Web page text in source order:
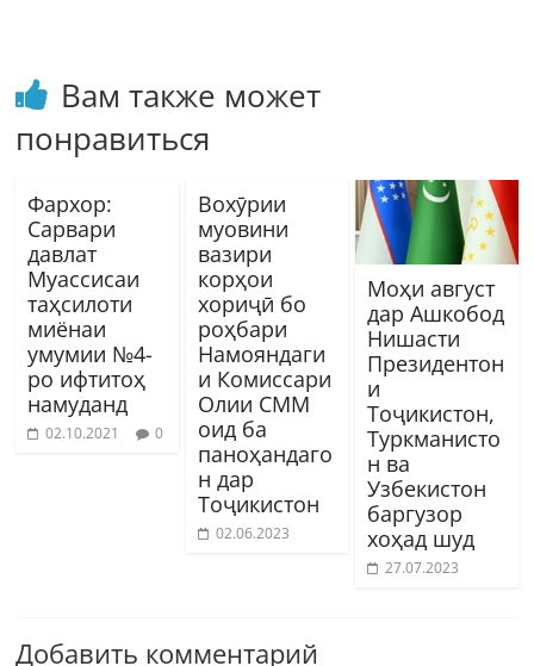
Вам также может
понравиться
Фархор:
Сарвари
давлат
Муассисаи
таҳсилоти
миёнаи
умумии №4-
ро ифтитоҳ
намуданд
02.10.2021 0
Вохӯрии
муовини
вазири
корҳои
хориҷӣ бо
роҳбари
Намояндаги
и Комиссари
Олии СММ
оид ба
паноҳандаго
н дар
Тоҷикистон
02.06.2023
Моҳи август
дар Ашкобод
Нишасти
Президентон
и
Тоҷикистон,
Туркманисто
н ва
Узбекистон
баргузор
хоҳад шуд
27.07.2023
Добавить комментарий